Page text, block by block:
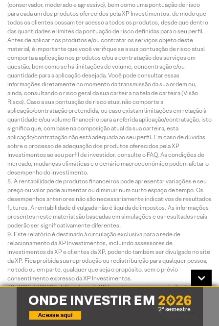
(conservador, moderado e agressivo), bem como uma pontuação de risco
para cada um dos produtos oferecidos pela XP Investimentos, de modo que
todos os clientes possam ter acesso a todos os produtos, desde que dentro
das quantidades e limites da pontuação de risco definidas para o seu perfil.
Antes de aplicar nos produtos e/ou contratar os serviços objeto deste
material, é importante que você verifique se a sua pontuação de risco atual
comporta a aplicação nos produtos e/ou a contratação dos serviços em
questão, bem como se há limitações de volume, concentração e/ou
quantidade para a aplicação desejada. Você pode consultar essas
informações diretamente no momento da transmissão da sua ordem ou,
ainda, consultando o risco geral da sua carteira na tela de carteira (Visão
Risco). Caso a sua pontuação de risco atual não comporte a
aplicação/contratação pretendida, ou caso existam limitações em relação à
quantidade e/ou volume financeiro para a referida aplicação/contratação, isto
significa que, com base na composição atual da sua carteira, esta
aplicação/contratação não está adequada ao seu perfil. Em caso de dúvidas
sobre o processo de adequação dos produtos oferecidos pela XP
Investimentos ao seu perfil de investidor, consulte o FAQ. As condições de
mercado, mudanças climáticas e o cenário macroeconômico podem afetar o
desempenho do investimento.
A rentabilidade de produtos financeiros pode apresentar variações e seu
preço ou valor pode aumentar ou diminuir num curto espaço de tempo. Os
desempenhos anteriores não são necessariamente indicativos de resultados
futuros. A rentabilidade divulgada não é líquida de impostos. As informações
presentes neste material são baseadas em simulações e os resultados reais
poderão ser significativamente diferentes.
Este relatório é destinado à circulação exclusiva para a rede de
relacionamento da XP Investimentos, incluindo assessores de
investimentos da XP e clientes da XP, podendo também ser divulgado no site
da XP. Fica proibida sua reprodução ou redistribuição para qualquer pessoa,
no todo ou em parte, qualquer que seja o propósito, sem o prévio
consentimento expresso da XP Investimentos.
0800 77 20202. A Ouvidoria da XP Investimentos tem a missão de servir
de canal de contato sempre que os clientes que não se sentirem satisfeitos
com as soluções dadas pela empresa aos seus problemas. O contato pode
ser realizado por meio do telefone: 0800 722 3710.
O custo da operação e a política de cobrança estão definidos nas tabelas